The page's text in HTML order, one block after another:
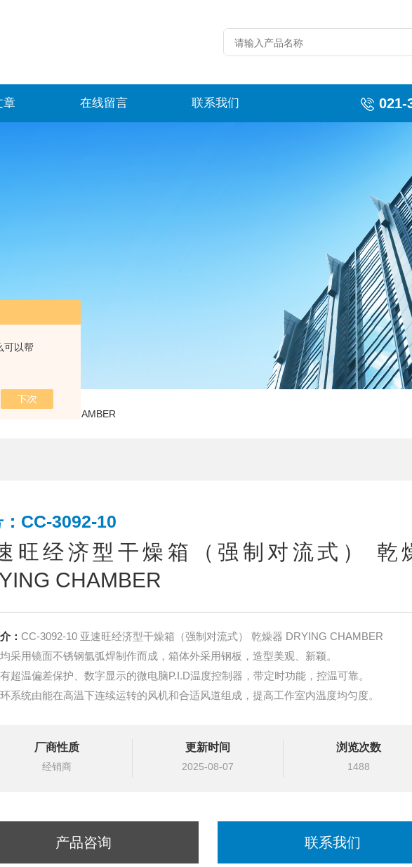
可以帮
章 在线留言 联系我们 021-
器 DRYING CHAMBER
CC-3092-10
旺经济型干燥箱（强制对流式） 乾
CHAMBER
：
CC-3092-10 亚速旺经济型干燥箱（强制对流式） 乾燥器 DRYING CHAMBER
采用镜面不锈钢氩弧焊制作而成，箱体外采用钢板，造型美观、新颖。
超温偏差保护、数字显示的微电脑P.I.D温度控制器，带定时功能，控温可靠。
系统由能在高温下连续运转的风机和合适风道组成，提高工作室内温度均匀度。
厂商性质
经销商
更新时间
2025-08-07
浏览次数
1488
产品咨询 联系我们